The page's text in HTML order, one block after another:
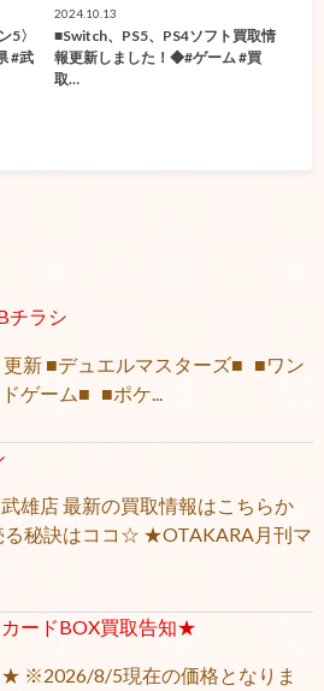
5〉
#武
2024.10.13
■Switch、PS5、PS4ソフト買取情
報更新しました！◆#ゲーム #買
取…
チラシ
新 ■デュエルマスターズ■ ■ワン
ゲーム■ ■ポケ...
雄店 最新の買取情報はこちらか
る秘訣はココ☆ ★OTAKARA月刊マ
ードBOX買取告知★
※2026/8/5現在の価格となりま